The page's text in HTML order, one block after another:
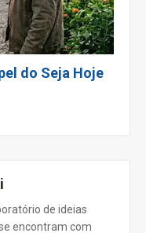
do Seja Hoje
de ideias
encontram com